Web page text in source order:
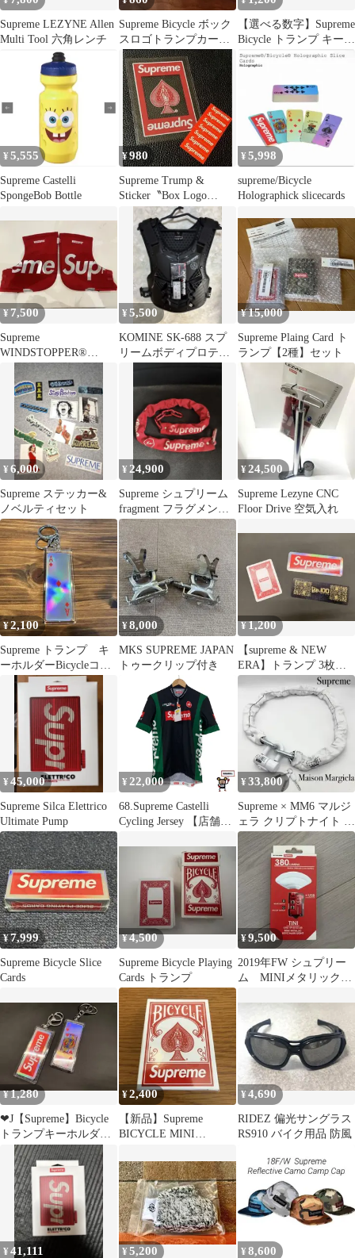
Supreme LEZYNE Allen
Multi Tool 六角レンチ
Supreme Bicycle ボック
スロゴトランプカード
スマホケースに
【選べる数字】Supreme
Bicycle トランプ キーホ
ルダー
¥ 5,555
Supreme Castelli
SpongeBob Bottle
¥980
Supreme Trump &
Sticker〝Box Logo
Small〟④
¥ 5,998
supreme/Bicycle
Holographick slicecards
¥7,500
Supreme
WINDSTOPPER®
Handlebar Mitts
¥5,500
KOMINE SK-688 スプ
リームボディプロテク
¥15,000
Supreme Plaing Card ト
ランプ【2種】セット
¥6,000
Supreme ステッカー&
ノベルティセット
¥ 24,900
Supreme シュプリーム
fragment フラグメント
バイクチェーン 赤
¥24,500
Supreme Lezyne CNC
Floor Drive 空気入れ
¥2,100
Supreme トランプ キ
ーホルダーBicycleコラ
ボ ホログラムAダイ
¥8,000
MKS SUPREME JAPAN
トゥークリップ付き
¥1,200
【supreme & NEW
ERA】トランプ 3枚セ
ット
¥45,000
Supreme Silca Elettrico
Ultimate Pump
¥ 22,000
68.Supreme Castelli
Cycling Jersey 【店舗併
¥33,800
Supreme × MM6 マルジ
ェラ クリプトナイト チ
ェーンロック ホワイト
¥7,999
Supreme Bicycle Slice
Cards
¥4,500
Supreme Bicycle Playing
Cards トランプ
¥9,500
2019年FW シュプリー
ム MINIメタリックキ
¥1,280
❤︎J【Supreme】Bicycle
トランプキーホルダー
ホログラム
¥2,400
【新品】Supreme
BICYCLE MINI
¥4,690
RIDEZ 偏光サングラス
RS910 バイク用品 防風
¥41,111 ¥5,200 ¥ 8,600